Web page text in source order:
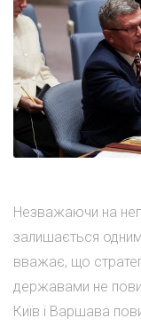
Незважаючи на
залишається одним
вважає, що
державами не
Київ і Варшава